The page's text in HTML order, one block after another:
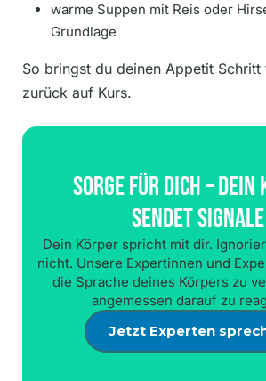
warme Suppen mit Reis oder
Grundlage
So bringst du deinen Appetit
zurück auf Kurs.
Sorge Für Dich –
Sendet Signale
Dein Körper spricht mit dir.
nicht. Unsere Expertinnen und
die Sprache deines Körpers zu
angemessen darauf zu
Jetzt Experten